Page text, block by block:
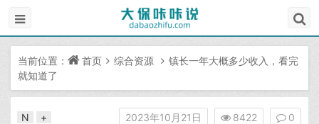
当前位置： 首页 综合资源
镇长一年大概多少收入，看完
就知道了
2023年10月21日 8422 0
N +